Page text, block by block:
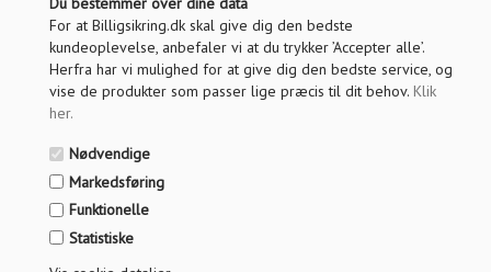
For at Billigsikring.dk skal give dig den bedste
kundeoplevelse, anbefaler vi at du trykker ’Accepter alle’.
Herfra har vi mulighed for at give dig den bedste service, og
vise de produkter som passer lige præcis til dit behov. Klik
her.
Nødvendige
Markedsføring
Funktionelle
Statistiske
PRIS VED 1 STK.
453,00DKK
Vis pris uden moms
ANTAL
LÆG I KURV